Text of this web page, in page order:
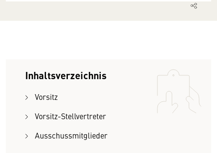
Inhaltsverzeichnis
Vorsitz
Vorsitz-Stellvertreter
Ausschussmitglieder